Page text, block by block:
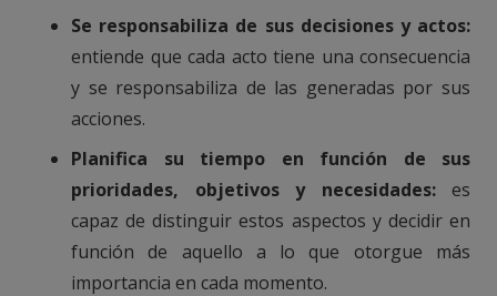
Se responsabiliza de sus decisiones y actos:
entiende que cada acto tiene una consecuencia
y se responsabiliza de las generadas por sus
acciones.
Planifica su tiempo en función de sus
prioridades, objetivos y necesidades: es
capaz de distinguir estos aspectos y decidir en
función de aquello a lo que otorgue más
importancia en cada momento.